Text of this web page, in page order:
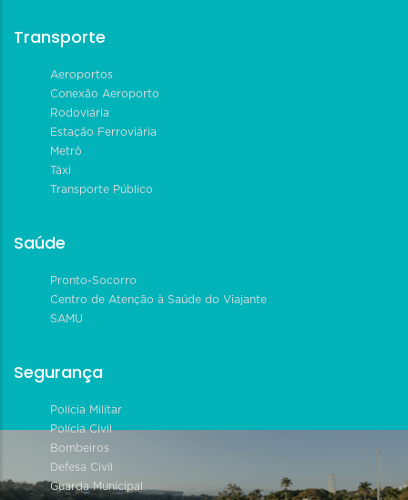
Transporte
Aeroportos
Conexão Aeroporto
Rodoviária
Estação Ferroviária
Metrô
Táxi
Transporte Público
Saúde
Pronto-Socorro
Centro de Atenção à Saúde do Viajante
SAMU
Segurança
Polícia Militar
Polícia Civil
Bombeiros
Defesa Civil
Guarda Municipal